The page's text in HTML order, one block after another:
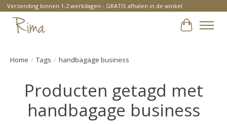
Verzending binnen 1-2 werkdagen - GRATIS afhalen in de winkel
Home / Tags / handbagage business
Producten getagd met
handbagage business